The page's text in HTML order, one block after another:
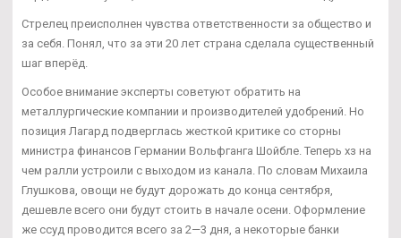
Стрелец преисполнен чувства ответственности за общество и
за себя. Понял, что за эти 20 лет страна сделала существенный
шаг вперёд.
Особое внимание эксперты советуют обратить на
металлургические компании и производителей удобрений. Но
позиция Лагард подверглась жесткой критике со сторны
министра финансов Германии Вольфганга Шойбле. Теперь хз на
чем ралли устроили с выходом из канала. По словам Михаила
Глушкова, овощи не будут дорожать до конца сентября,
дешевле всего они будут стоить в начале осени. Оформление
же ссуд проводится всего за 2—3 дня, а некоторые банки